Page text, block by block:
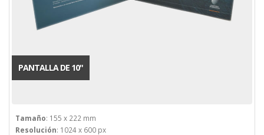
PANTALLA DE 10''
Tamaño: 155 x 222 mm
Resolución: 1024 x 600 px